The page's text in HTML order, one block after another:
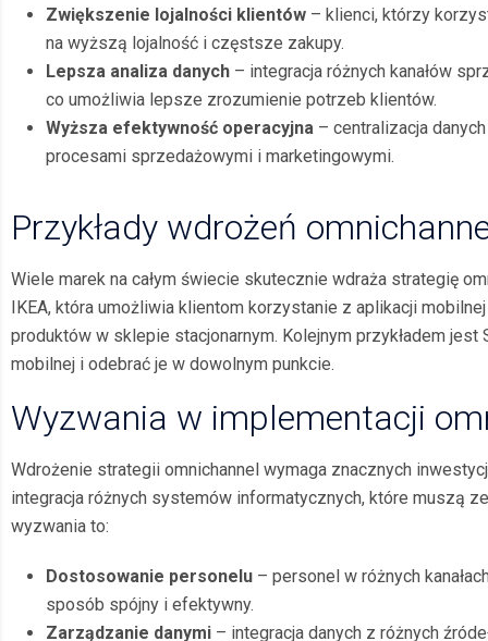
Zwiększenie lojalności klientów – klienci, którzy
na wyższą lojalność i częstsze zakupy.
Lepsza analiza danych – integracja różnych kanałów
co umożliwia lepsze zrozumienie potrzeb klientów.
Wyższa efektywność operacyjna – centralizacja
procesami sprzedażowymi i marketingowymi.
Przykłady wdrożeń
Wiele marek na całym świecie skutecznie wdraża strategię
IKEA, która umożliwia klientom korzystanie z aplikacji
produktów w sklepie stacjonarnym. Kolejnym przykładem
mobilnej i odebrać je w dowolnym punkcie.
Wyzwania w implementacji
Wdrożenie strategii omnichannel wymaga znacznych
integracja różnych systemów informatycznych, które muszą
wyzwania to:
Dostosowanie personelu – personel w różnych
sposób spójny i efektywny.
Zarządzanie danymi – integracja danych z różnych